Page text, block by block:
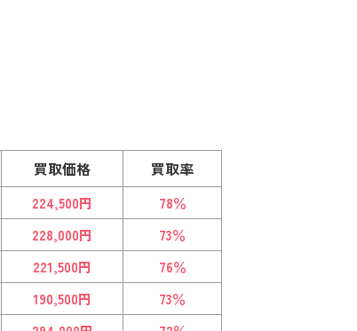
買取価格 買取率
224,500円
78％
228,000円
73％
221,500円
76％
190,500円
73％